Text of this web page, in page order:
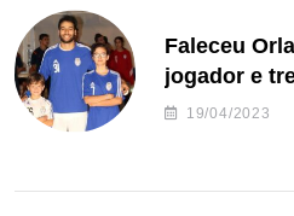
Faleceu
jogador e
de andebol
19/04/2023